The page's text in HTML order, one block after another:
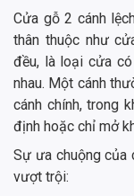
Cửa gỗ 2 cánh
thân thuộc như
đều, là loại cửa
nhau. Một cánh
cánh chính, trong
định hoặc chỉ mở
Sự ưa chuộng của
vượt trội: